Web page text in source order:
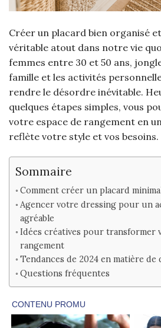
Créer un placard bien organisé
véritable atout dans notre vie
femmes entre 30 et 50 ans,
famille et les activités
rendre le désordre inévitable.
quelques étapes simples, vous
votre espace de rangement en
reflète votre style et vos besoins.
Sommaire
Comment créer un placard
Agencer votre dressing pour un
agréable
Idées créatives pour transformer
rangement
Tendances de 2024 en matière
Questions fréquentes